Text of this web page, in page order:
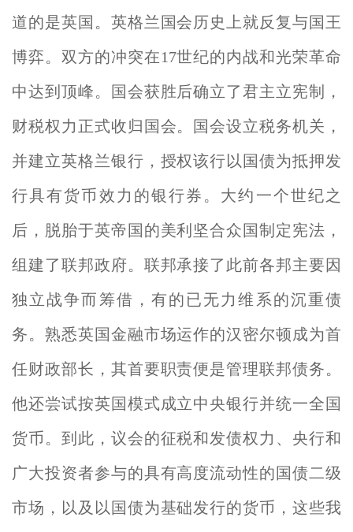
道的是英国。英格兰国会历史上就反复与国王
博弈。双方的冲突在17世纪的内战和光荣革命
中达到顶峰。国会获胜后确立了君主立宪制，
财税权力正式收归国会。国会设立税务机关，
并建立英格兰银行，授权该行以国债为抵押发
行具有货币效力的银行券。大约一个世纪之
后，脱胎于英帝国的美利坚合众国制定宪法，
组建了联邦政府。联邦承接了此前各邦主要因
独立战争而筹借，有的已无力维系的沉重债
务。熟悉英国金融市场运作的汉密尔顿成为首
任财政部长，其首要职责便是管理联邦债务。
他还尝试按英国模式成立中央银行并统一全国
货币。到此，议会的征税和发债权力、央行和
广大投资者参与的具有高度流动性的国债二级
市场，以及以国债为基础发行的货币，这些我